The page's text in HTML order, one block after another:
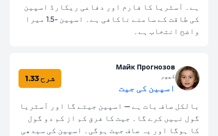
ہے۔ آسٹریا کا فارم اور دفاعی ریکارڈ اسپین
کی طاقت کے سامنے ناکافی ہے۔ اسپین -1.5 میرا
واضح انتخاب ہے۔
Майк Прогнозов
کیپر
اسپین کی جیت
شرح 1.33
بالکل صاف بات ہے — اسپین جیتے گا اور آسٹریا
گول نہیں کرے گا۔ جیت کا فرق کم از کم دو گول
کا ہوگا اور یہ صاف جیت ہوگی۔ اسپین کی سیدھی